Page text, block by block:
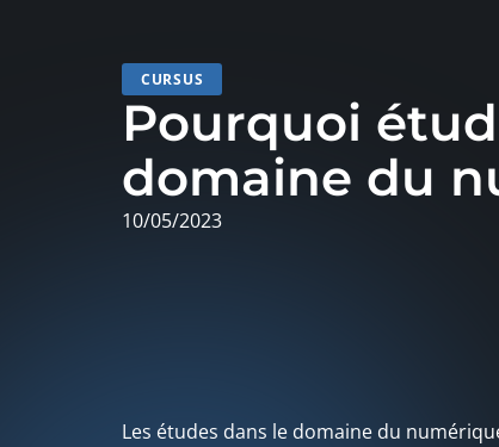
CURSUS
Pourquoi
domaine du
10/05/2023
Les études dans le domaine du